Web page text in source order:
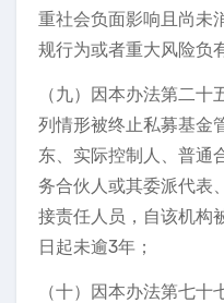
重社会负面影响且尚未
规行为或者重大风险负
（九）因本办法第二
列情形被终止私募基金
东、实际控制人、普通
务合伙人或其委派代表
接责任人员，自该机构
日起未逾3年；
（十）因本办法第七